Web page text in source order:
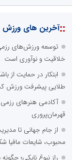
محدودیت ها و خطوط
عدم اعتبار ویژه به
محدودیت در انتشار
:: اخبار برگزیده در
سهامداران در سراسر
فراتر از بحران؛
مردمی را نجات می‌دهد؟